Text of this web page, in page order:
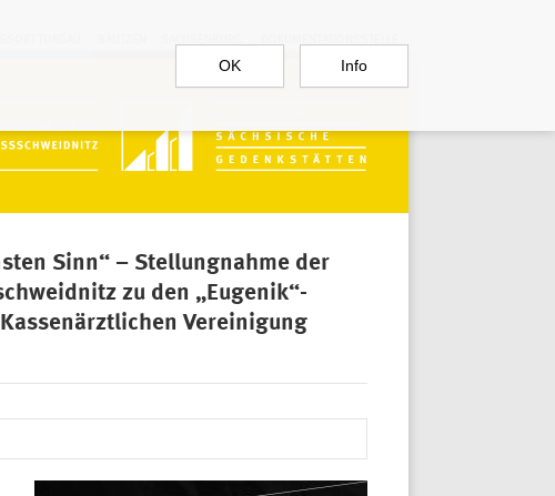
OK Info
Sinn“ – Stellungnahme der
zu den „Eugenik“-
Vereinigung